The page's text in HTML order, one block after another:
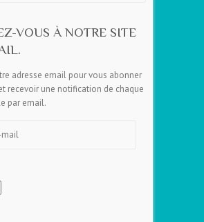
VOUS À NOTRE SITE
adresse email pour vous abonner
recevoir une notification de chaque
par email.